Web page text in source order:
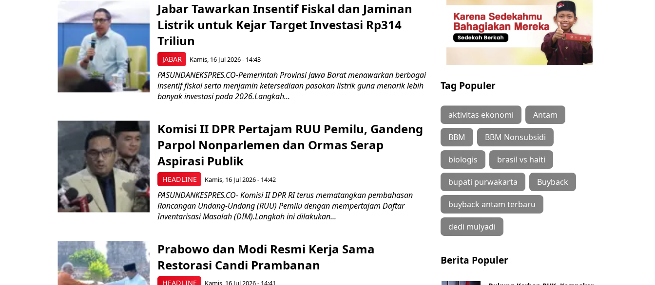
JABAR
Jabar Tawarkan Insentif Fiskal dan Jaminan
Listrik untuk Kejar Target Investasi Rp314
Triliun
Kamis, 16 Jul 2026 - 14:43
PASUNDANEKSPRES.CO-Pemerintah Provinsi Jawa Barat menawarkan berbagai
insentif fiskal serta menjamin ketersediaan pasokan listrik guna menarik lebih
banyak investasi pada 2026.Langkah...
HEADLINE
Komisi II DPR Pertajam RUU Pemilu, Gandeng
Parpol Nonparlemen dan Ormas Serap
Aspirasi Publik
Kamis, 16 Jul 2026 - 14:42
PASUNDANKESPRES.CO- Komisi II DPR RI terus mematangkan pembahasan
Rancangan Undang-Undang (RUU) Pemilu dengan mempertajam Daftar
Inventarisasi Masalah (DIM).Langkah ini dilakukan...
HEADLINE
Prabowo dan Modi Resmi Kerja Sama
Restorasi Candi Prambanan
Kamis, 16 Jul 2026 - 14:41
Tag Populer
aktivitas ekonomi Antam
BBM BBM Nonsubsidi
biologis brasil vs haiti
bupati purwakarta Buyback
buyback antam terbaru
dedi mulyadi
Berita Populer